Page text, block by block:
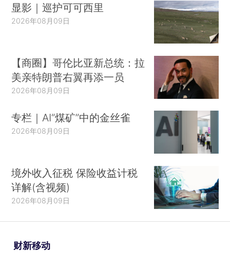
显影｜巡护可可西里
2026年08月09日
【商圈】哥伦比亚新总统：拉
美亲特朗普右翼再添一员
2026年08月09日
专栏｜AI“煤矿”中的金丝雀
2026年08月09日
境外收入征税 保险收益计税
详解(含视频)
2026年08月09日
财新移动